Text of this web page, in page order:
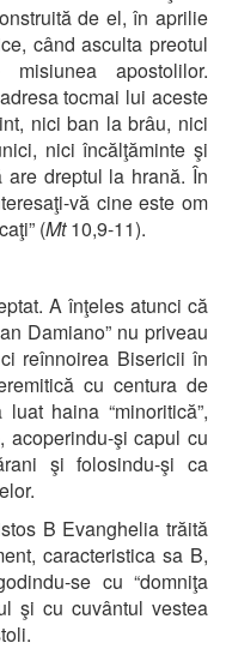
de el, în aprilie
când asculta preotul
misiunea apostolilor.
tocmai lui aceste
nici ban la brâu, nici
nici încălţăminte şi
dreptul la hrană. În
vă cine este om
(Mt10,9-11).
A înţeles atunci că
Damiano” nu priveau
reînnoirea Bisericii în
cu centura de
haina “minoritică”,
acoperindu-şi capul cu
şi folosindu-şi ca
B Evanghelia trăită
caracteristica sa B,
se cu “domniţa
şi cu cuvântul vestea